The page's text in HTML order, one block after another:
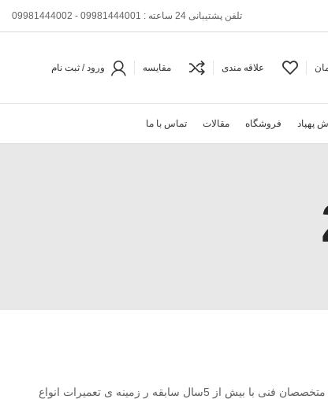
تلفن پشتیبانی 24 ساعته : 09981444001 - 09981444002
علاقه مندی مقایسه ورود / ثبت نام
پهپاد فروشگاه مقالات تماس با ما
با بهره گیری از متخصصان فنی با بیش از 5سال سابقه ر زمینه ی تعمیرات انواع